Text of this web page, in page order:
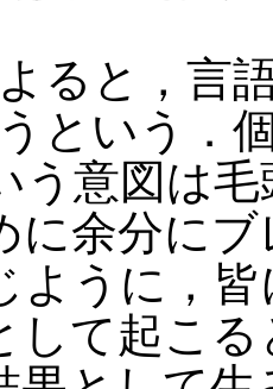
ると，言
という．
う意図は
に余分に
ように，
して起こ